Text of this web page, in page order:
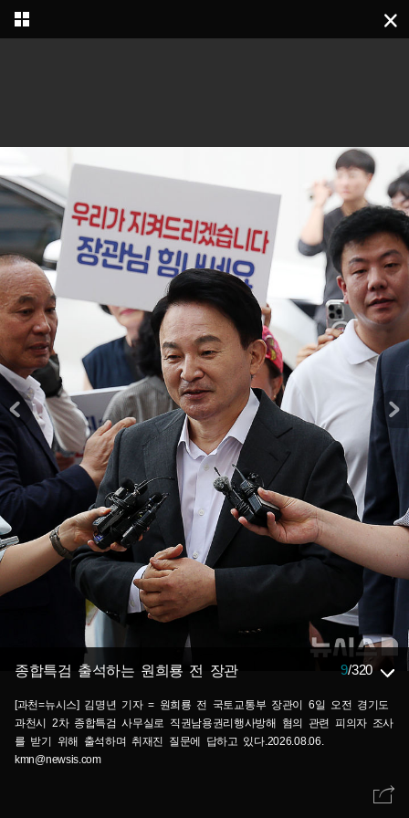
종합특검 출석하는 원희룡 전 장관 9/320
[과천=뉴시스] 김명년 기자 = 원희룡 전 국토교통부 장관이 6일 오전 경기도
과천시 2차 종합특검 사무실로 직권남용권리행사방해 혐의 관련 피의자 조사
를 받기 위해 출석하며 취재진 질문에 답하고 있다.2026.08.06.
kmn@newsis.com